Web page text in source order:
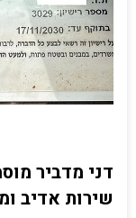
דני מדביר
שירות אדיב